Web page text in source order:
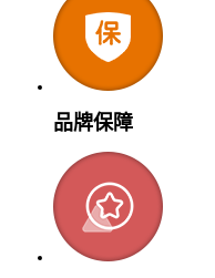
品牌保障